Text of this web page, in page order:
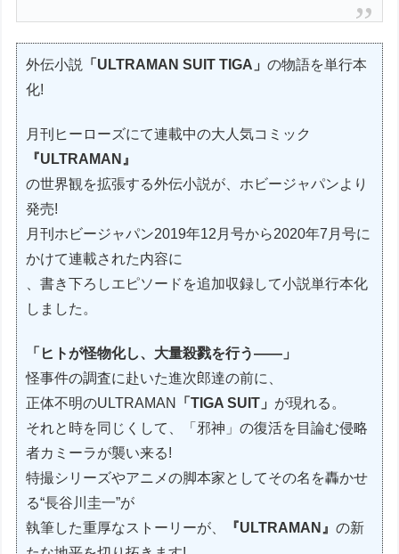
外伝小説 「ULTRAMAN SUIT TIGA」の物語を単行本
化!
月刊ヒーローズにて連載中の大人気コミック
『ULTRAMAN』
の世界観を拡張する外伝小説が、ホビージャパンより
発売!
月刊ホビージャパン2019年12月号から2020年7月号に
かけて連載された内容に
、書き下ろしエピソードを追加収録して小説単行本化
しました。
「ヒトが怪物化し、大量殺戮を行う――」
怪事件の調査に赴いた進次郎達の前に、
正体不明のULTRAMAN
「TIGA SUIT」 が現れる。
それと時を同じくして、「邪神」の復活を目論む侵略
者カミーラが襲い来る!
特撮シリーズやアニメの脚本家としてその名を轟かせ
る“長谷川圭一”が
執筆した重厚なストーリーが、
『ULTRAMAN』の新